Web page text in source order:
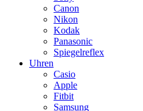
Canon
Nikon
Kodak
Panasonic
Spiegelreflex
Uhren
Casio
Apple
Fitbit
Samsung